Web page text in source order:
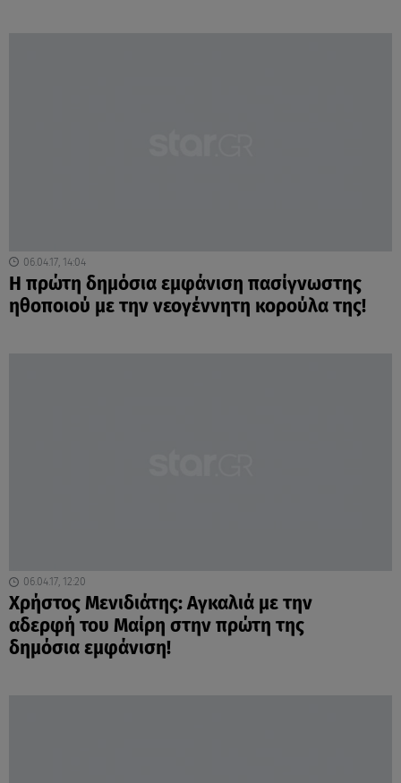
06.04.17, 14:04
Η πρώτη δημόσια εμφάνιση πασίγνωστης
ηθοποιού με την νεογέννητη κορούλα της!
06.04.17, 12:20
Χρήστος Μενιδιάτης: Αγκαλιά με την
αδερφή του Μαίρη στην πρώτη της
δημόσια εμφάνιση!